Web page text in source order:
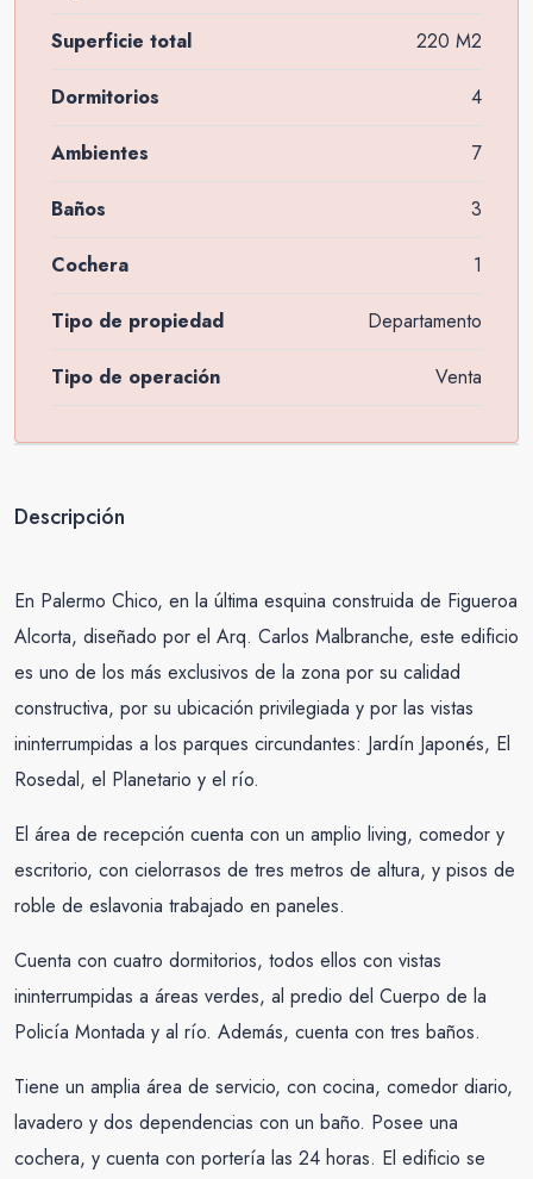
Superficie total 220 M2
Dormitorios 4
Ambientes 7
Baños 3
Cochera 1
Tipo de propiedad Departamento
Tipo de operación Venta
Descripción
En Palermo Chico, en la última esquina construida de Figueroa
Alcorta, diseñado por el Arq. Carlos Malbranche, este edificio
es uno de los más exclusivos de la zona por su calidad
constructiva, por su ubicación privilegiada y por las vistas
ininterrumpidas a los parques circundantes: Jardín Japonés, El
Rosedal, el Planetario y el río.
El área de recepción cuenta con un amplio living, comedor y
escritorio, con cielorrasos de tres metros de altura, y pisos de
roble de eslavonia trabajado en paneles.
Cuenta con cuatro dormitorios, todos ellos con vistas
ininterrumpidas a áreas verdes, al predio del Cuerpo de la
Policía Montada y al río. Además, cuenta con tres baños.
Tiene un amplia área de servicio, con cocina, comedor diario,
lavadero y dos dependencias con un baño. Posee una
cochera, y cuenta con portería las 24 horas. El edificio se